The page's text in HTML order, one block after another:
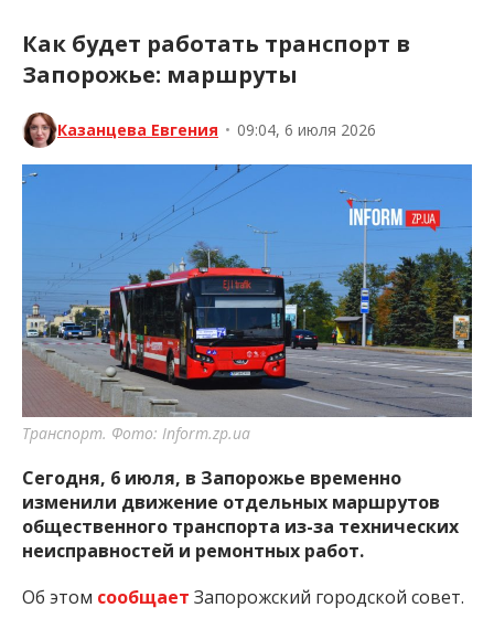
Как будет работать транспорт в
Запорожье: маршруты
Казанцева Евгения • 09:04, 6 июля 2026
Транспорт. Фото: Inform.zp.ua
Сегодня, 6 июля, в Запорожье временно
изменили движение отдельных маршрутов
общественного транспорта из-за технических
неисправностей и ремонтных работ.
Об этом сообщает Запорожский городской совет.